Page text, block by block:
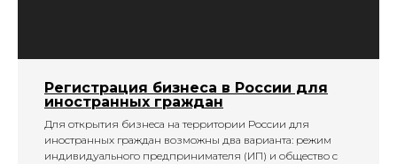
Регистрация бизнеса в России для
иностранных граждан
Для открытия бизнеса на территории России для
иностранных граждан возможны два варианта: режим
индивидуального предпринимателя (ИП) и общество с